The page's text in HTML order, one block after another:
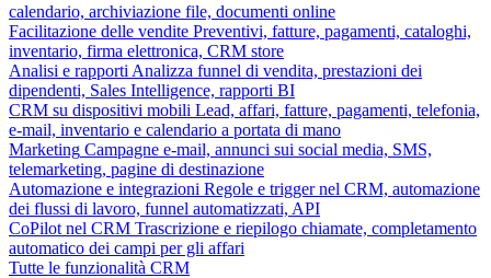
calendario, archiviazione file, documenti online
Facilitazione delle vendite Preventivi, fatture, pagamenti, cataloghi,
inventario, firma elettronica, CRM store
Analisi e rapporti Analizza funnel di vendita, prestazioni dei
dipendenti, Sales Intelligence, rapporti BI
CRM su dispositivi mobili Lead, affari, fatture, pagamenti, telefonia,
e-mail, inventario e calendario a portata di mano
Marketing Campagne e-mail, annunci sui social media, SMS,
telemarketing, pagine di destinazione
Automazione e integrazioni Regole e trigger nel CRM, automazione
dei flussi di lavoro, funnel automatizzati, API
CoPilot nel CRM Trascrizione e riepilogo chiamate, completamento
automatico dei campi per gli affari
Tutte le funzionalità CRM